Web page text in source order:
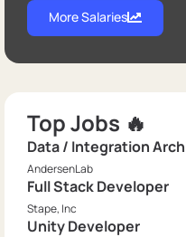
More Salaries
Top Jobs 🔥
Data / Integration
AndersenLab
Full Stack Developer
Stape, Inc
Unity Developer